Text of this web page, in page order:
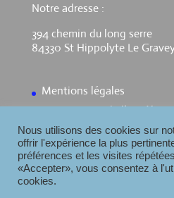
Notre adresse :
394 chemin du long serre
84330 St Hippolyte Le
Mentions légales
Contact Gite de l’Angèle
Nous utilisons des cookies sur
offrir l'expérience la plus
préférences et les visites
«Accepter», vous consentez à
cookies.